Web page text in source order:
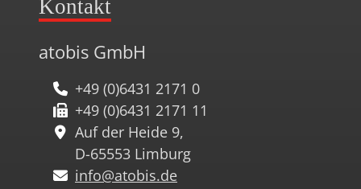
Kontakt
atobis GmbH
+49 (0)6431 2171 0
+49 (0)6431 2171 11
Auf der Heide 9,
D-65553 Limburg
info@atobis.de